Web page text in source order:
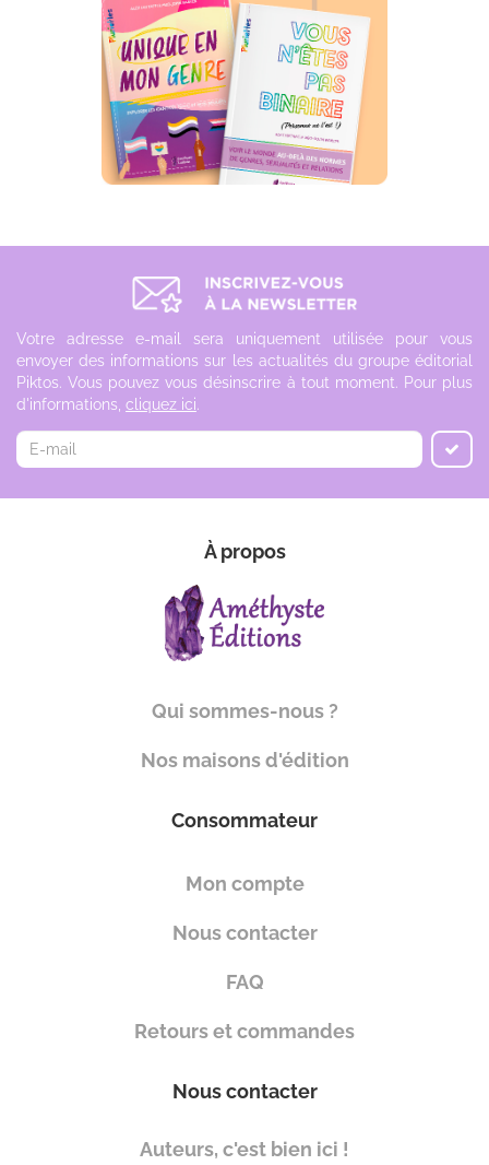
Votre adresse e-mail sera uniquement utilisée pour vous
envoyer des informations sur les actualités du groupe éditorial
Piktos. Vous pouvez vous désinscrire à tout moment. Pour plus
d'informations, cliquez ici.
À propos
Qui sommes-nous ?
Nos maisons d'édition
Consommateur
Mon compte
Nous contacter
FAQ
Retours et commandes
Nous contacter
Auteurs, c'est bien ici !